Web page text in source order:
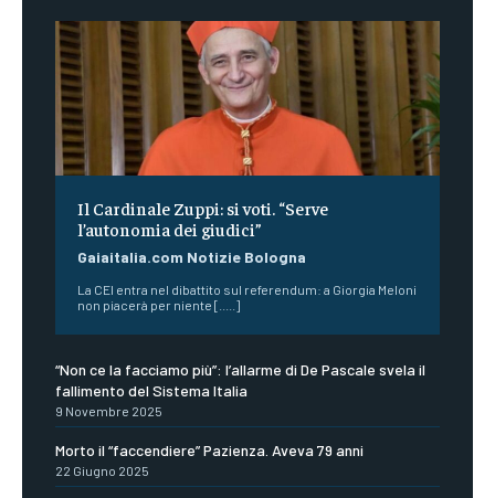
Il Cardinale Zuppi: si voti. “Serve
l’autonomia dei giudici”
Gaiaitalia.com Notizie Bologna
La CEI entra nel dibattito sul referendum: a Giorgia Meloni
non piacerà per niente [.....]
“Non ce la facciamo più”: l’allarme di De Pascale svela il
fallimento del Sistema Italia
9 Novembre 2025
Morto il “faccendiere” Pazienza. Aveva 79 anni
22 Giugno 2025